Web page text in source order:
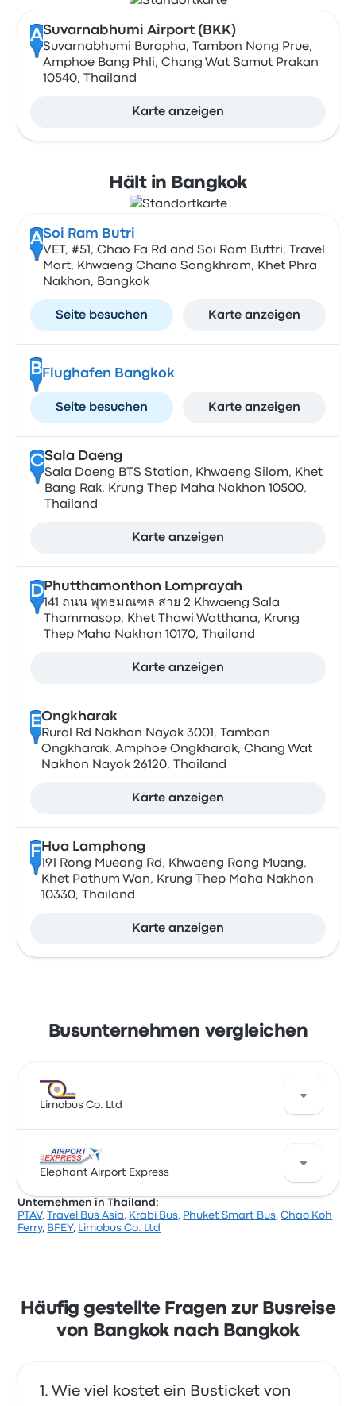
ASuvarnabhumi Airport (BKK)
Suvarnabhumi Burapha, Tambon Nong Prue,
Amphoe Bang Phli, Chang Wat Samut Prakan
10540, Thailand
Karte anzeigen
Hält in Bangkok
ASoi Ram Butri
VET, #51, Chao Fa Rd and Soi Ram Buttri, Travel
Mart, Khwaeng Chana Songkhram, Khet Phra
Nakhon, Bangkok
Seite besuchen Karte anzeigen
BFlughafen Bangkok
Seite besuchen Karte anzeigen
CSala Daeng
Sala Daeng BTS Station, Khwaeng Silom, Khet
Bang Rak, Krung Thep Maha Nakhon 10500,
Thailand
Karte anzeigen
DPhutthamonthon Lomprayah
141 ถนน พุทธมณฑล สาย 2 Khwaeng Sala
Thammasop, Khet Thawi Watthana, Krung
Thep Maha Nakhon 10170, Thailand
Karte anzeigen
EOngkharak
Rural Rd Nakhon Nayok 3001, Tambon
Ongkharak, Amphoe Ongkharak, Chang Wat
Nakhon Nayok 26120, Thailand
Karte anzeigen
F Hua Lamphong
191 Rong Mueang Rd, Khwaeng Rong Muang,
Khet Pathum Wan, Krung Thep Maha Nakhon
10330, Thailand
Karte anzeigen
Busunternehmen vergleichen
Limobus Co. Ltd
Eine gute Möglichkeit, diese Route zu bereisen, sind
Busse von Limobus Co. Ltd. Das Unternehmen bietet
9 € beginnen und die kürzeste Fahrt etwa 45
Minuten dauert. Limobus Co. Ltd bringt dich zu
einem fairen Preis an dein Ziel.
Elephant Airport Express
Eine gute Möglichkeit, diese Route zu bereisen, sind
Express bringt dich zu einem fairen Preis an dein
Unternehmen in Thailand:
PTAV,Travel Bus Asia, Krabi Bus, Phuket Smart Bus,Chao Koh
Ferry, BFEY, Limobus Co. Ltd
Häufig gestellte Fragen zur Busreise
von Bangkok nach Bangkok
Wie viel kostet ein Busticket von